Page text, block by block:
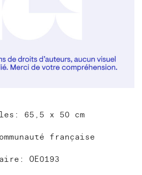
65,5 x 50 cm
française
OE0193